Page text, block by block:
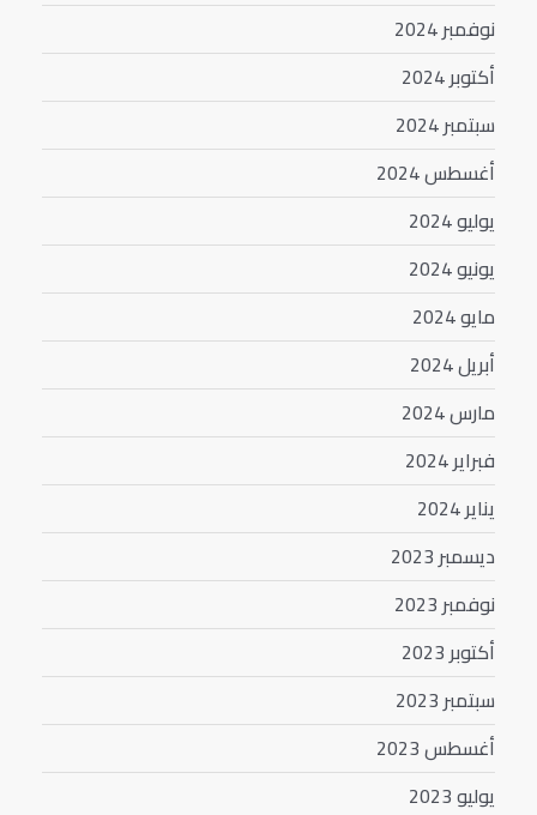
نوفمبر 2024
أكتوبر 2024
سبتمبر 2024
أغسطس 2024
يوليو 2024
يونيو 2024
مايو 2024
أبريل 2024
مارس 2024
فبراير 2024
يناير 2024
ديسمبر 2023
نوفمبر 2023
أكتوبر 2023
سبتمبر 2023
أغسطس 2023
يوليو 2023